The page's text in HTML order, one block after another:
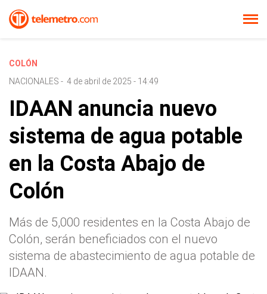
COLÓN
NACIONALES - 4 de abril de 2025 - 14:49
IDAAN anuncia nuevo
sistema de agua potable
en la Costa Abajo de
Colón
Más de 5,000 residentes en la Costa Abajo de
Colón, serán beneficiados con el nuevo
sistema de abastecimiento de agua potable de
IDAAN.